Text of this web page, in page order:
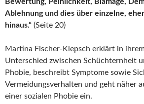
Ablehnung und dies über einzelne,
hinaus.“ (Seite 20)
Martina Fischer-Klepsch erklärt in
Unterschied zwischen Schüchternheit
Phobie, beschreibt Symptome sowie
Vermeidungsverhalten und geht näher
einer sozialen Phobie ein.